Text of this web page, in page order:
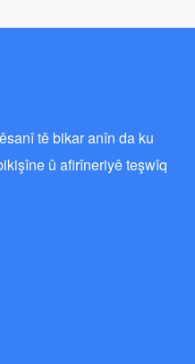
tê bikar anîn da ku
û afirîneriyê teşwîq